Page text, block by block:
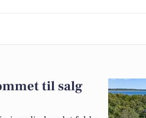
til salg